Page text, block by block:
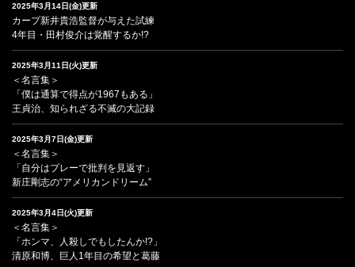
2025年3月14日(金)更新
カープ新井貴浩監督が与えた試練
4年目・田村俊介は覚醒するか!?
2025年3月11日(火)更新
＜名言集＞
「僕は通算で得点が1967もある」
王貞治、知られざる不滅の大記録
2025年3月7日(金)更新
＜名言集＞
「自分はプレーで批判を見返す」
新庄剛志の“アメリカンドリーム”
2025年3月4日(火)更新
＜名言集＞
「ホンマ、人殺しでもしたんか!?」
清原和博、巨人1年目の希望と葛藤